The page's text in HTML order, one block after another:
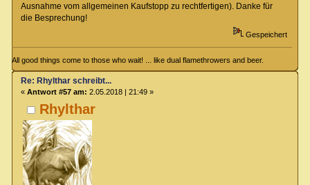
Ausnahme vom allgemeinen Kaufstopp zu rechtfertigen). Danke für
die Besprechung!
Gespeichert
All good things come to those who wait! ... like dual flamethrowers and beer.
Rhylthar
Re: Rhylthar schreibt...
« Antwort #57 am: 2.05.2018 | 21:49 »